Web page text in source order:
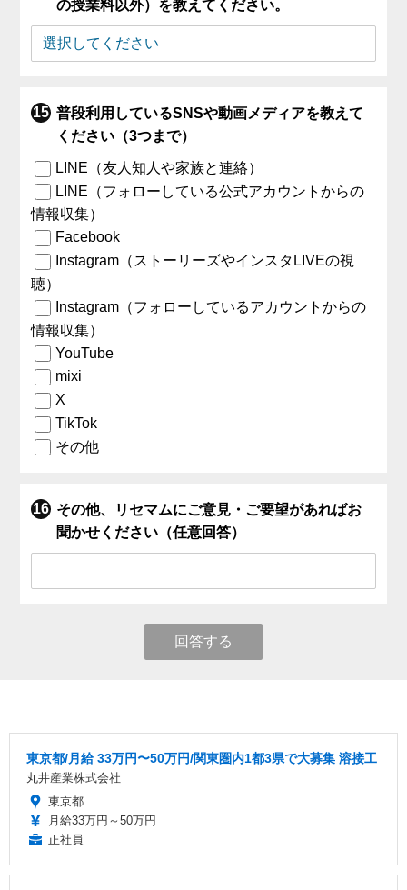
の授業料以外）を教えてください。
普段利用しているSNSや動画メディアを教えて
ください（3つまで）
LINE（友人知人や家族と連絡）
LINE（フォローしている公式アカウントからの
情報収集）
Facebook
Instagram（ストーリーズやインスタLIVEの視
聴）
Instagram（フォローしているアカウントからの
情報収集）
YouTube
mixi
X
TikTok
その他
その他、リセマムにご意見・ご要望があればお
聞かせください（任意回答）
回答する
東京都/月給 33万円〜50万円/関東圏内1都3県で大募集 溶接工
丸井産業株式会社
東京都
月給33万円～50万円
正社員